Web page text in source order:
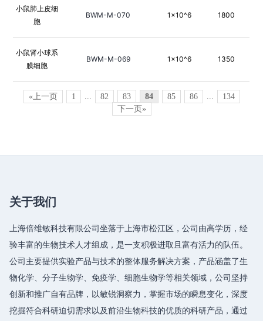
小鼠肺上皮细
胞
BWM-M-070 1×10^6 1800
小鼠肾小球系
膜细胞
BWM-M-069 1×10^6 1350
«上一页 1 ... 82 83 84 85 86 ...
134
下一页»
关于我们
上海倍维敏科技有限公司坐落于上海市松江区，公司由高学历，经
验丰富的生物技术人才组成，是一支积极进取且富有活力的队伍。
公司主要提供实验产品与技术的整体服务解决方案，产品涵盖了生
物化学、分子生物学、免疫学、细胞生物学等相关领域，公司坚持
创新和推广自有品牌，以敏锐洞察力，掌握市场的瞬息变化，深度
挖掘符合科研迫切需求以及前沿生物科技的优质的科研产品，通过